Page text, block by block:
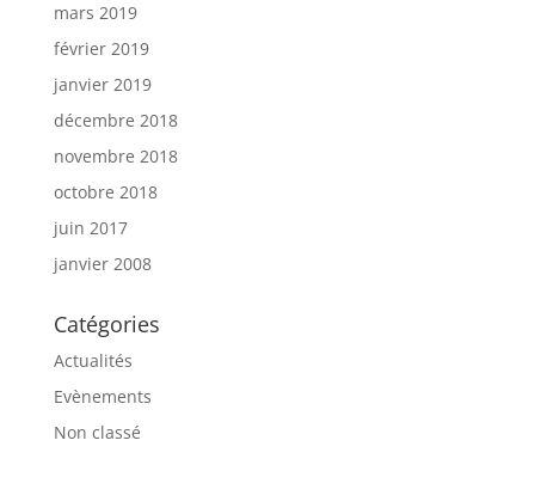
mars 2019
février 2019
janvier 2019
décembre 2018
novembre 2018
octobre 2018
juin 2017
janvier 2008
Catégories
Actualités
Evènements
Non classé